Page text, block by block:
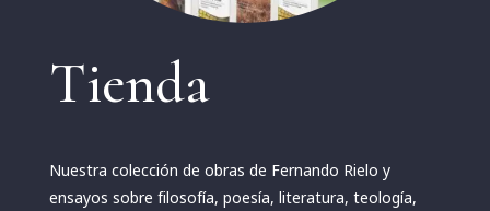
Tienda
Nuestra colección de obras de Fernando Rielo y
ensayos sobre filosofía, poesía, literatura, teología,